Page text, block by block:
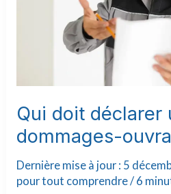
Qui doit déclarer
dommages-
Dernière mise à jour : 5
pour tout comprendre/ 6